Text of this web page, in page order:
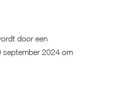
door een
september 2024 om